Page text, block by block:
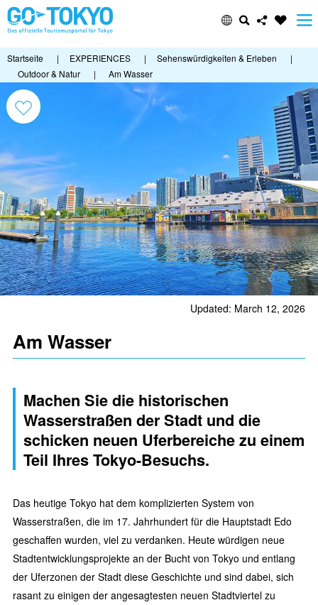
Startseite | EXPERIENCES | Sehenswürdigkeiten & Erleben
|
Outdoor & Natur
| Am Wasser
Updated: March 12, 2026
Am Wasser
Machen Sie die historischen
Wasserstraßen der Stadt und die
schicken neuen Uferbereiche zu einem
Teil Ihres Tokyo-Besuchs.
Das heutige Tokyo hat dem komplizierten System von
Wasserstraßen, die im 17. Jahrhundert für die Hauptstadt Edo
geschaffen wurden, viel zu verdanken. Heute würdigen neue
Stadtentwicklungsprojekte an der Bucht von Tokyo und entlang
der Uferzonen der Stadt diese Geschichte und sind dabei, sich
rasant zu einigen der angesagtesten neuen Stadtviertel zu